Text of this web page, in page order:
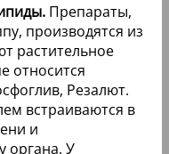
Препараты,
производятся из
растительное
относится
Резалют.
встраиваются в
и
органа. У